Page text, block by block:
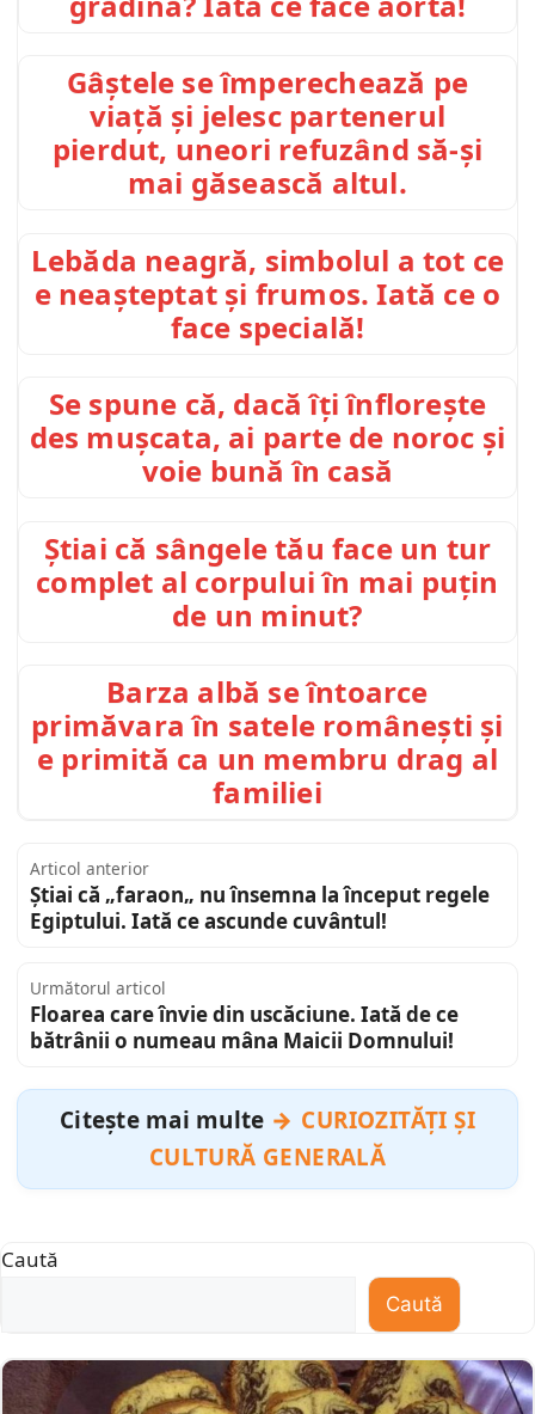
Gâștele se împerechează pe
viață și jelesc partenerul
pierdut, uneori refuzând să-și
mai găsească altul.
Lebăda neagră, simbolul a tot ce
e neașteptat și frumos. Iată ce o
face specială!
Se spune că, dacă îți înflorește
des mușcata, ai parte de noroc și
voie bună în casă
Știai că sângele tău face un tur
complet al corpului în mai puțin
de un minut?
Barza albă se întoarce
primăvara în satele românești și
e primită ca un membru drag al
familiei
Articol anterior
Știai că „faraon„ nu însemna la început regele
Egiptului. Iată ce ascunde cuvântul!
Următorul articol
Floarea care învie din uscăciune. Iată de ce
bătrânii o numeau mâna Maicii Domnului!
Citește mai multe
CURIOZITĂȚI ȘI
CULTURĂ GENERALĂ
Caută
Caută